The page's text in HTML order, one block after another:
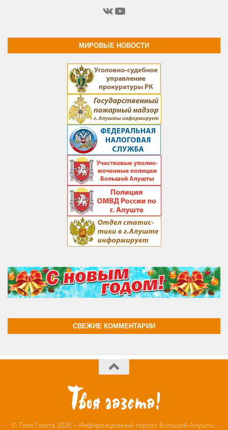
ВКонтакте
YouTube
МИРОВЫЕ НОВОСТИ
СВЕЖИЕ КОММЕНТАРИИ
© Твоя Газета 2026 – Информационный портал Большой Алушты.